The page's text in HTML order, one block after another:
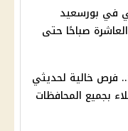
في بورسعيد
من العاشرة صباحًا حتى
وظائف بنك مصر 2025.. فرص خالية لحديثي
بجميع المحافظات